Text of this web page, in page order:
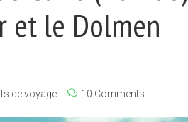
et le Dolmen
de voyage 10 Comments